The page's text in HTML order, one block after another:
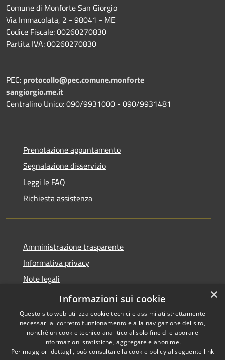
Comune di Monforte San Giorgio
Via Immacolata, 2 - 98041 - ME
Codice Fiscale: 00260270830
Partita IVA: 00260270830
PEC: protocollo@pec.comune.monforte
sangiorgio.me.it
Centralino Unico: 090/9931000 - 090/9931481
Prenotazione appuntamento
Segnalazione disservizio
Leggi le FAQ
Richiesta assistenza
Amministrazione trasparente
Informativa privacy
Note legali
Dichiarazione di accessibilità
Accessibilità
Copyright © 2026 • Comune di
Monforte San Giorgio •
×
Informazioni sui cookie
Questo sito web utilizza cookie tecnici e assimilati strettamente
necessari al corretto funzionamento e alla navigazione del sito,
nonché un cookie tecnico analitico al solo fine di elaborare
informazioni statistiche, aggregate e anonime.
Per maggiori dettagli, può consultare la cookie policy al seguente link